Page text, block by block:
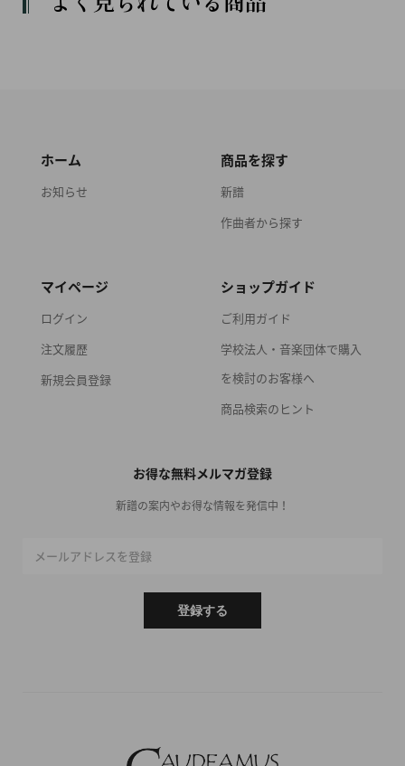
ホーム
お知らせ
商品を探す
新譜
作曲者から探す
マイページ
ログイン
注文履歴
新規会員登録
ショップガイド
ご利用ガイド
学校法人・音楽団体で購入
を検討のお客様へ
商品検索のヒント
お得な無料メルマガ登録
新譜の案内やお得な情報を発信中！
メールアドレスを登録
登録する